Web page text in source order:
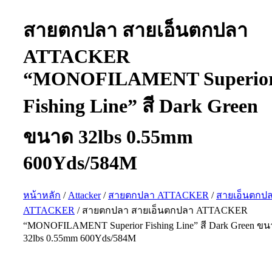
สายตกปลา สายเอ็นตกปลา
ATTACKER
“MONOFILAMENT
Fishing Line” สี Dark Green
ขนาด 32lbs 0.55mm
600Yds/584M
หน้าหลัก / Attacker/ สายตกปลา ATTACKER / สายเอ็นตกป
ATTACKER / สายตกปลา สายเอ็นตกปลา ATTACKER
“MONOFILAMENT Superior Fishing Line” สี Dark Green ข
32lbs 0.55mm 600Yds/584M